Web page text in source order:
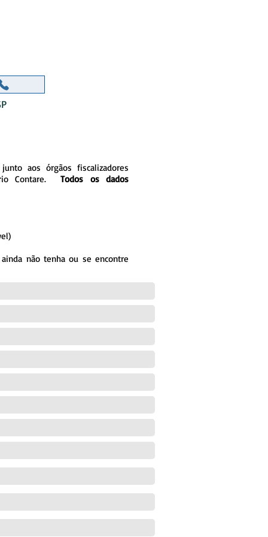
aos órgãos fiscalizadores
Contare.Todos os dados
não tenha ou se encontre